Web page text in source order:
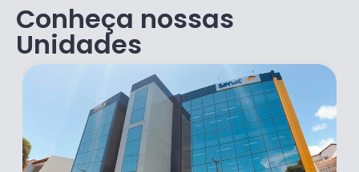
Conheça nossas
Unidades